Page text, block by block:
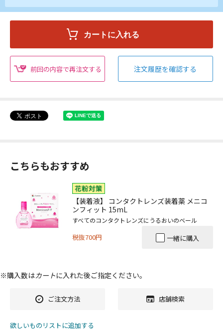
前回の内容で再注文する 注文履歴を確認する
こちらもおすすめ
【装着液】 コンタクトレンズ装着薬 メニコ
ンフィット 15mL
すべてのコンタクトレンズにうるおいのベール
税抜700円 一緒に購入
※購入数はカートに入れた後ご指定ください。
ご注文方法 店舗検索
欲しいものリストに追加する